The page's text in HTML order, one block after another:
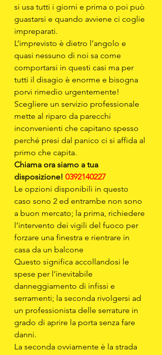
si usa tutti i giorni e prima o poi può
guastarsi e quando avviene ci coglie
impreparati.
L’imprevisto è dietro l’angolo e
quasi nessuno di noi sa come
comportarsi in questi casi ma per
tutti il disagio è enorme e bisogna
porvi rimedio urgentemente!
Scegliere un servizio professionale
mette al riparo da parecchi
inconvenienti che capitano spesso
perché presi dal panico ci si affida al
primo che capita.
Chiama ora siamo a tua
disposizione! 0392140227
Le opzioni disponibili in questo
caso sono 2 ed entrambe non sono
a buon mercato; la prima, richiedere
l’intervento dei vigili del fuoco per
forzare una finestra e rientrare in
casa da un balcone
Questo significa accollandosi le
spese per l’inevitabile
danneggiamento di infissi e
serramenti; la seconda rivolgersi ad
un professionista delle serrature in
grado di aprire la porta senza fare
danni.
La seconda ovviamente è la strada